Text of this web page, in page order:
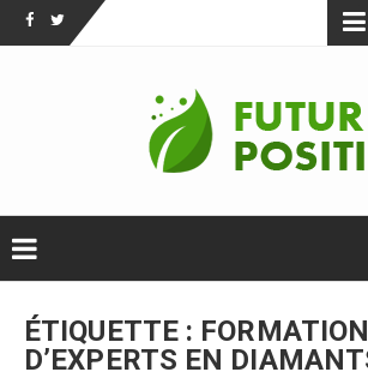
FacebookTwitter Skip
content
ÉTIQUETTE : FORMATION
D’EXPERTS EN